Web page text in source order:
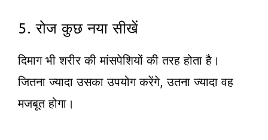
5. रोज कुछ नया सीखें
दिमाग भी शरीर की मांसपेशियों की तरह होता है।
जितना ज्यादा उसका उपयोग करेंगे, उतना ज्यादा वह
मजबूत होगा।